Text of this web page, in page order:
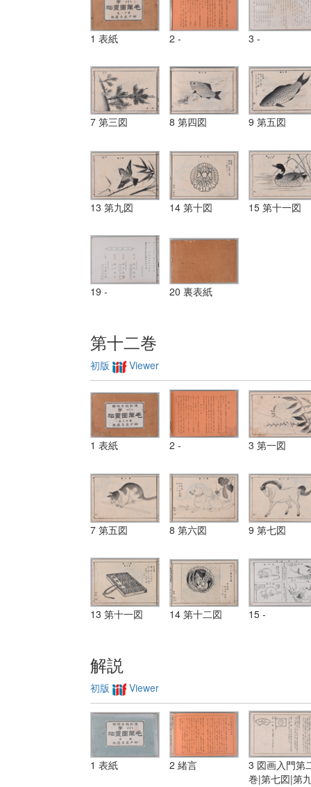
1 表紙 2 - 3 -
7 第三図 8 第四図 9 第五図
13 第九図 14 第十図 15 第十一図
19 - 20 裏表紙
第十二巻
初版 Viewer
1 表紙 2 - 3 第一図
7 第五図 8 第六図 9 第七図
13 第十一図 14 第十二図 15 -
解説
初版 Viewer
1 表紙 2 緒言
3 図画入門第
巻|第七図|第